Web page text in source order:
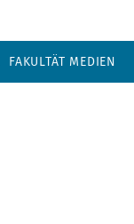
FAKULTÄT MEDIEN